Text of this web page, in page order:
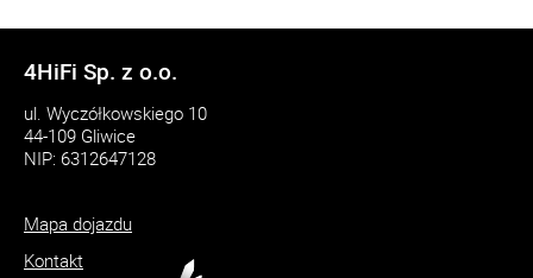
4HiFi Sp. z o.o.
ul. Wyczółkowskiego 10
44-109 Gliwice
NIP: 6312647128
Mapa dojazdu
Kontakt